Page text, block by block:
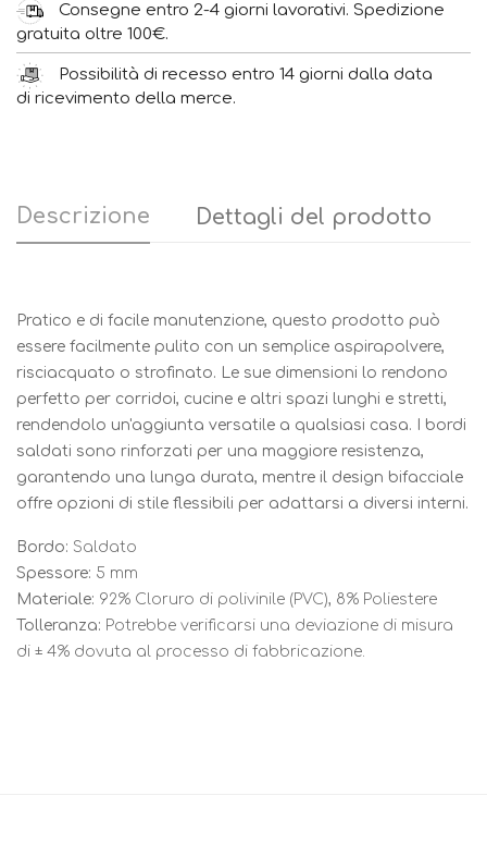
Consegne entro 2-4 giorni lavorativi. Spedizione
gratuita oltre 100€.
Possibilità di recesso entro 14 giorni dalla data
di ricevimento della merce.
Descrizione Dettagli del prodotto
Pratico e di facile manutenzione, questo prodotto può
essere facilmente pulito con un semplice aspirapolvere,
risciacquato o strofinato. Le sue dimensioni lo rendono
perfetto per corridoi, cucine e altri spazi lunghi e stretti,
rendendolo un'aggiunta versatile a qualsiasi casa. I bordi
saldati sono rinforzati per una maggiore resistenza,
garantendo una lunga durata, mentre il design bifacciale
offre opzioni di stile flessibili per adattarsi a diversi interni.
Bordo: Saldato
Spessore: 5 mm
Materiale: 92% Cloruro di polivinile (PVC), 8% Poliestere
Tolleranza: Potrebbe verificarsi una deviazione di misura
di ± 4% dovuta al processo di fabbricazione.